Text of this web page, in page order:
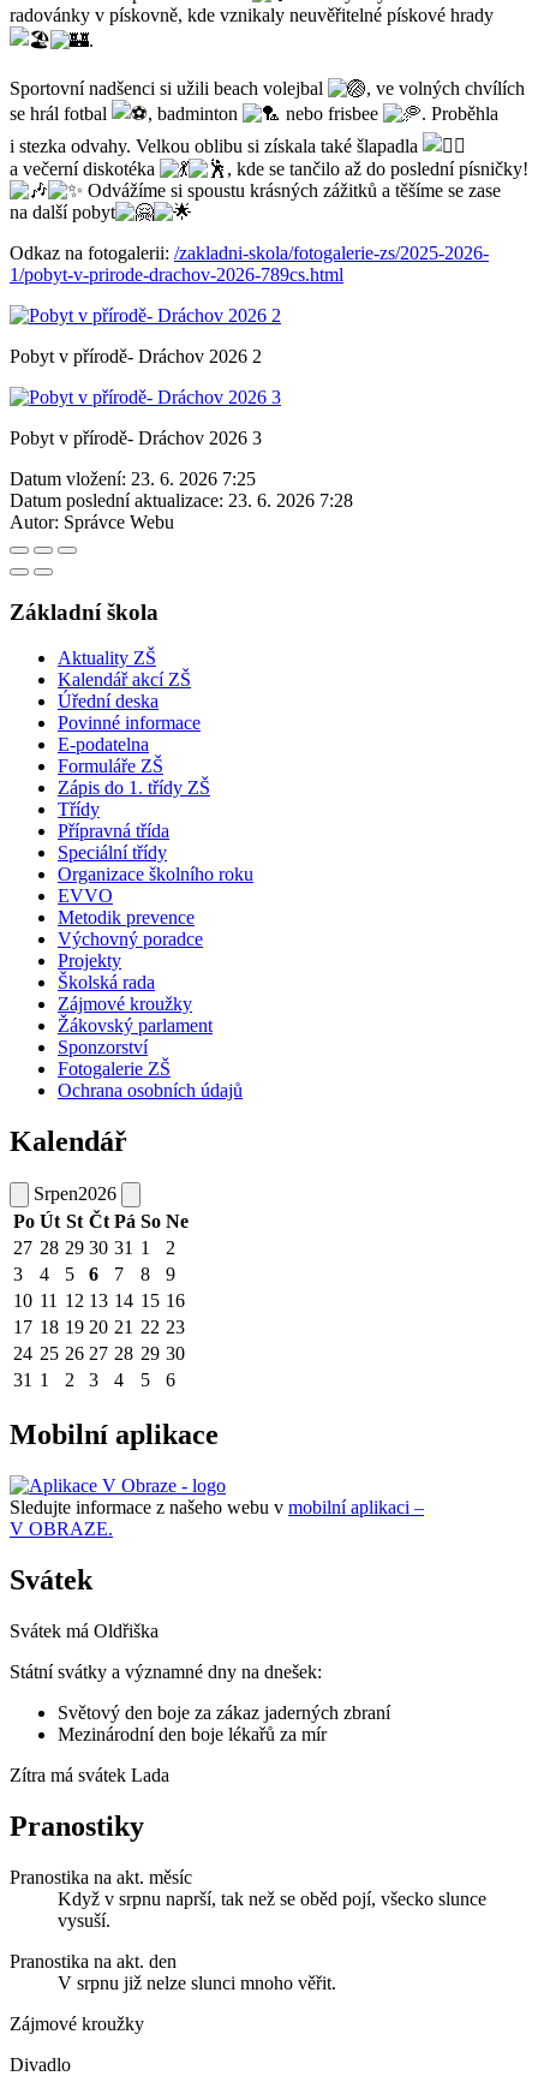
radovánky v pískovně, kde vznikaly neuvěřitelné pískové hrady
.
Sportovní nadšenci si užili beach volejbal
, ve volných chvílích
se hrál fotbal
, badminton nebo frisbee
. Proběhla
i stezka odvahy. Velkou oblibu si získala také šlapadla
a večerní diskotéka
, kde se tančilo až do poslední písničky!
Odvážíme si spoustu krásných zážitků a těšíme se zase
na další pobyt
Odkaz na fotogalerii: /zakladni-skola/fotogalerie-zs/2025-2026-
1/pobyt-v-prirode-drachov-2026-789cs.html
Pobyt v přírodě- Dráchov 2026 2
Pobyt v přírodě- Dráchov 2026 3
Datum vložení: 23. 6. 2026 7:25
Datum poslední aktualizace: 23. 6. 2026 7:28
Autor: Správce Webu
Základní škola
Aktuality ZŠ
Kalendář akcí ZŠ
Úřední deska
Povinné informace
E-podatelna
Formuláře ZŠ
Zápis do 1. třídy ZŠ
Třídy
Přípravná třída
Speciální třídy
Organizace školního roku
EVVO
Metodik prevence
Výchovný poradce
Projekty
Školská rada
Zájmové kroužky
Žákovský parlament
Sponzorství
Fotogalerie ZŠ
Ochrana osobních údajů
Kalendář
Srpen2026
Po Út St Čt Pá So Ne
27 28 29 30 31 1
2
3
4 5 6 7 8
9
10 11 12 13 14 15 16
17 18 19 20 21 22 23
24 25 26 27 28 29 30
31 1 2 3 4 5 6
Mobilní aplikace
Sledujte informace z našeho webu v mobilní aplikaci –
V OBRAZE.
Svátek
Svátek má Oldřiška
Státní svátky a významné dny na dnešek:
Světový den boje za zákaz jaderných zbraní
Mezinárodní den boje lékařů za mír
Zítra má svátek Lada
Pranostiky
Pranostika na akt. měsíc
Když v srpnu naprší, tak než se oběd pojí, všecko slunce
vysuší.
Pranostika na akt. den
V srpnu již nelze slunci mnoho věřit.
Zájmové kroužky
Divadlo